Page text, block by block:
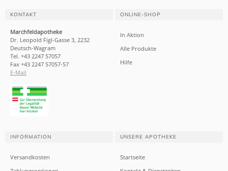
KONTAKT
Marchfeldapotheke
Dr. Leopold Figl-Gasse 3, 2232
Deutsch-Wagram
Tel. +43 2247 57057
Fax +43 2247 57057-57
E-Mail
ONLINE-SHOP
In Aktion
Alle Produkte
Hilfe
INFORMATION
Versandkosten
UNSERE APOTHEKE
Startseite